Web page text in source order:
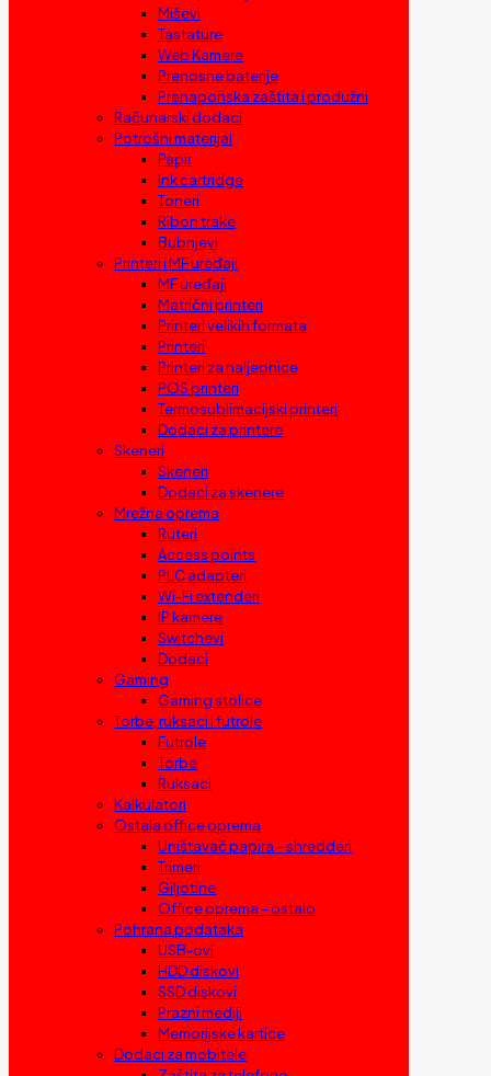
Miševi
Tastature
Web Kamere
Prenosne baterije
Prenaponska zaštita i produžni
Računarski dodaci
Potrošni materijal
Papir
Ink cartridge
Toneri
Ribon trake
Bubnjevi
Printeri i MF uređaji
MF uređaji
Matrični printeri
Printeri velikih formata
Printeri
Printeri za naljepnice
POS printeri
Termosublimacijski printeri
Dodaci za printere
Skeneri
Skeneri
Dodaci za skenere
Mrežna oprema
Ruteri
Access points
PLC adapteri
Wi-Fi extenderi
IP kamere
Switchevi
Dodaci
Gaming
Gaming stolice
Torbe, ruksaci i futrole
Futrole
Torbe
Ruksaci
Kalkulatori
Ostala office oprema
Uništavač papira – shredderi
Trimeri
Giljotine
Office oprema – ostalo
Pohrana podataka
USB-ovi
HDD diskovi
SSD diskovi
Prazni mediji
Memorijske kartice
Dodaci za mobitele